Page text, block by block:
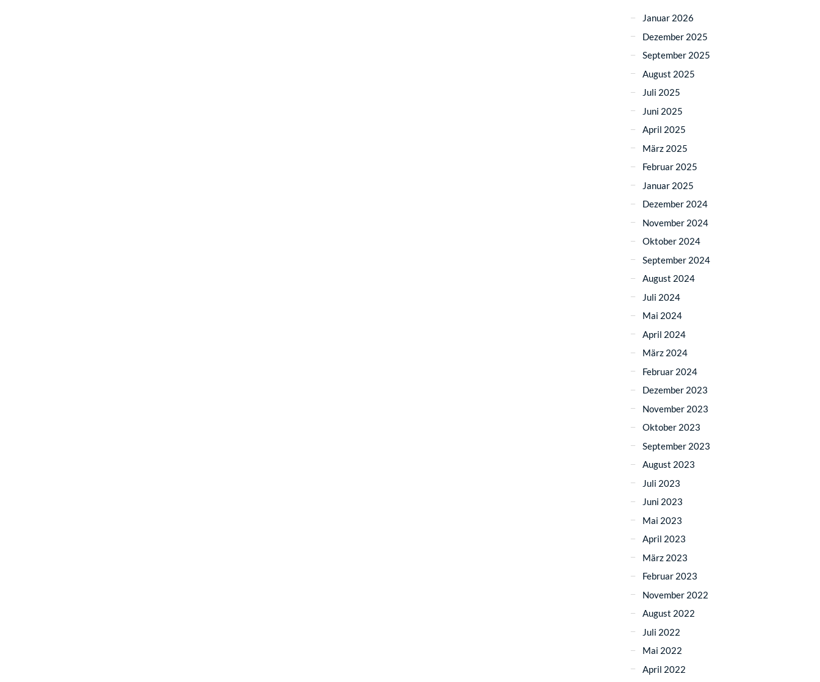
Januar 2026
Dezember 2025
September 2025
August 2025
Juli 2025
Juni 2025
April 2025
März 2025
Februar 2025
Januar 2025
Dezember 2024
November 2024
Oktober 2024
September 2024
August 2024
Juli 2024
Mai 2024
April 2024
März 2024
Februar 2024
Dezember 2023
November 2023
Oktober 2023
September 2023
August 2023
Juli 2023
Juni 2023
Mai 2023
April 2023
März 2023
Februar 2023
November 2022
August 2022
Juli 2022
Mai 2022
April 2022